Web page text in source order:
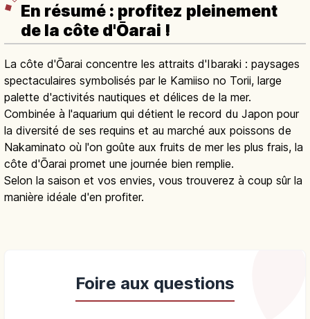
En résumé : profitez pleinement
de la côte d'Ōarai !
La côte d'Ōarai concentre les attraits d'Ibaraki : paysages
spectaculaires symbolisés par le Kamiiso no Torii, large
palette d'activités nautiques et délices de la mer.
Combinée à l'aquarium qui détient le record du Japon pour
la diversité de ses requins et au marché aux poissons de
Nakaminato où l'on goûte aux fruits de mer les plus frais, la
côte d'Ōarai promet une journée bien remplie.
Selon la saison et vos envies, vous trouverez à coup sûr la
manière idéale d'en profiter.
Foire aux questions